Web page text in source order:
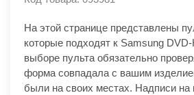
На этой странице представлены
которые подходят к Samsung
выборе пульта обязательно
форма совпадала с вашим
были на своих местах. Надписи на